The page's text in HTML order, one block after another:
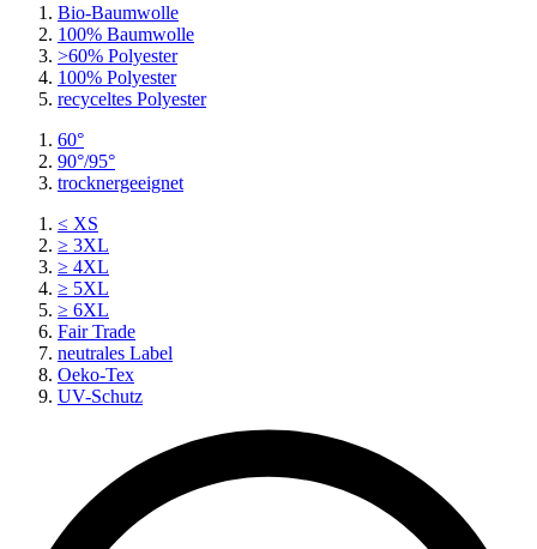
Bio-Baumwolle
100% Baumwolle
>60% Polyester
100% Polyester
recyceltes Polyester
60°
90°/95°
trocknergeeignet
≤ XS
≥ 3XL
≥ 4XL
≥ 5XL
≥ 6XL
Fair Trade
neutrales Label
Oeko-Tex
UV-Schutz